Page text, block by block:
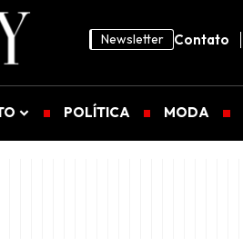
Newsletter Contato
POLÍTICA MODA